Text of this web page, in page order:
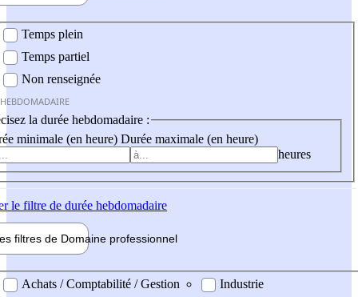
Temps plein
Temps partiel
Non renseignée
la durée hebdomadaire :
minimale (en heure) Durée maximale (en heure)
heures
le filtre de durée hebdomadaire
filtres de Domaine professionnel
professionel
Achats / Comptabilité / Gestion
Industrie